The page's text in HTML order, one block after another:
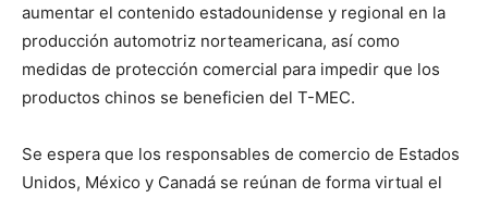
aumentar el contenido estadounidense y regional en la
producción automotriz norteamericana, así como
medidas de protección comercial para impedir que los
productos chinos se beneficien del T-MEC.
Se espera que los responsables de comercio de Estados
Unidos, México y Canadá se reúnan de forma virtual el